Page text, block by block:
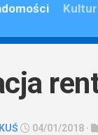
04/01/2018 ·